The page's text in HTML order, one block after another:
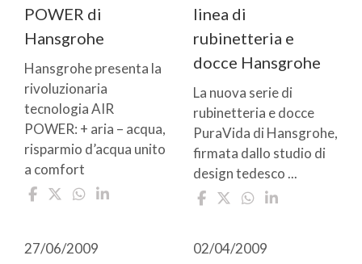
POWER di
Hansgrohe
Hansgrohe presenta la
rivoluzionaria
tecnologia AIR
POWER: + aria – acqua,
risparmio d’acqua unito
a comfort
linea di
rubinetteria e
docce Hansgrohe
La nuova serie di
rubinetteria e docce
PuraVida di Hansgrohe,
firmata dallo studio di
design tedesco ...
27/06/2009 02/04/2009